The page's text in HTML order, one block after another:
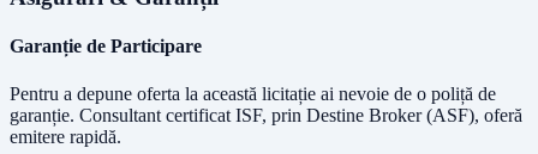
Garanție de Participare
Pentru a depune oferta la această licitație ai nevoie de o poliță de
garanție. Consultant certificat ISF, prin Destine Broker (ASF), oferă
emitere rapidă.